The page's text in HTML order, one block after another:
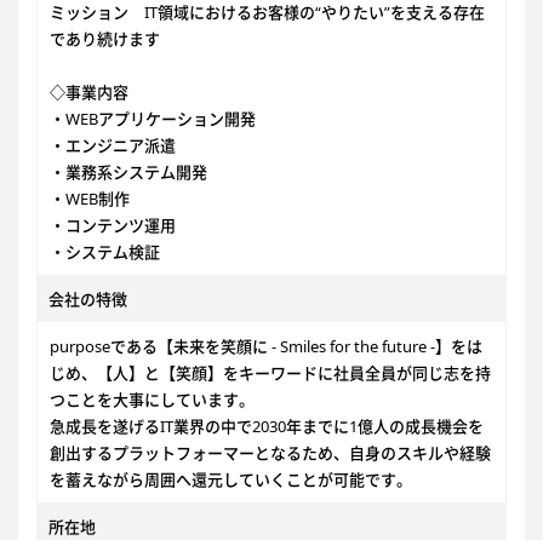
ミッション IT領域におけるお客様の“やりたい”を支える存在
であり続けます
◇事業内容
・WEBアプリケーション開発
・エンジニア派遣
・業務系システム開発
・WEB制作
・コンテンツ運用
・システム検証
会社の特徴
purposeである【未来を笑顔に - Smiles for the future -】をは
じめ、【人】と【笑顔】をキーワードに社員全員が同じ志を持
つことを大事にしています。
急成長を遂げるIT業界の中で2030年までに1億人の成長機会を
創出するプラットフォーマーとなるため、自身のスキルや経験
を蓄えながら周囲へ還元していくことが可能です。
所在地